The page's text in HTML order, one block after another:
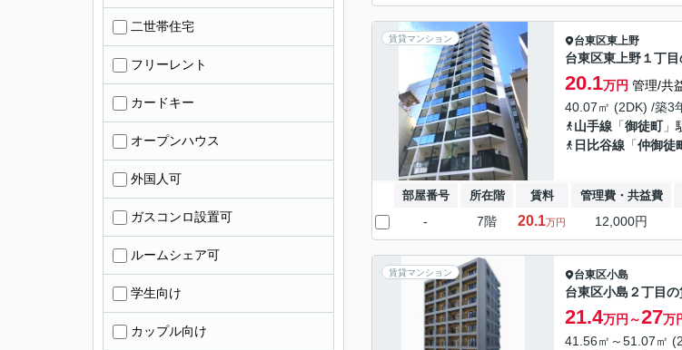
賃貸マンション 台東区東上野
台東区東上野１丁
20.1万円 管理/共
40.07㎡ (2DK) /築3
山手線 「御徒町」
日比谷線 「仲御徒
部屋番号 所在階 賃料 管理費・共益費
- 7階 20.1万円 12,000円
賃貸マンション 台東区小島
台東区小島２丁目
21.4万円～27万
41.56㎡～51.07㎡
二世帯住宅
フリーレント
カードキー
オープンハウス
外国人可
ガスコンロ設置可
ルームシェア可
学生向け
カップル向け